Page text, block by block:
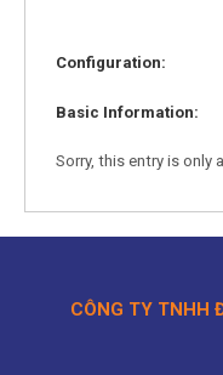
Configuration:
Basic Information:
Sorry, this entry is only
CÔNG TY TNHH